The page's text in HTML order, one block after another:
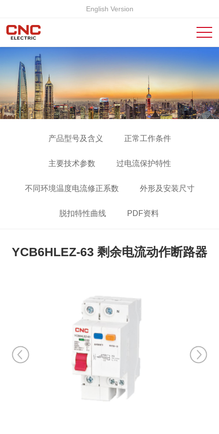
English Version
产品型号及含义 正常工作条件
主要技术参数 过电流保护特性
不同环境温度电流修正系数 外形及安装尺寸
脱扣特性曲线 PDF资料
YCB6HLEZ-63 剩余电流动作断路器